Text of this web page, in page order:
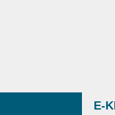
E-